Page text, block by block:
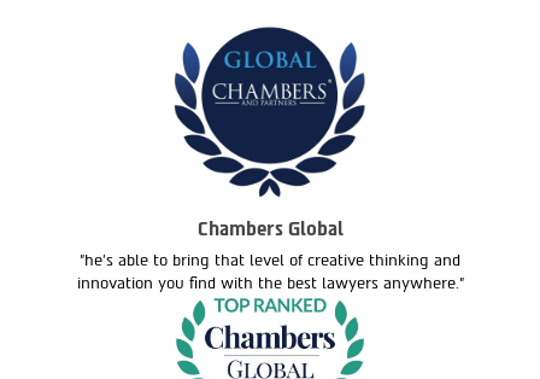
Chambers Global
"he's able to bring that level of creative thinking and
innovation you find with the best lawyers anywhere."